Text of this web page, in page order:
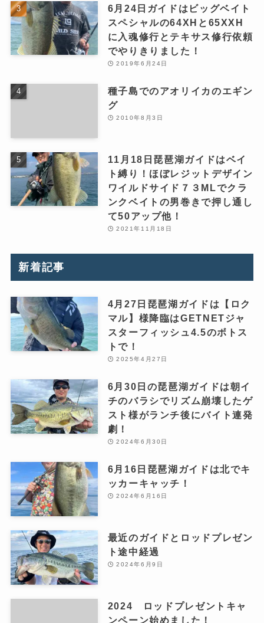
6月24日ガイドはビッグベイト
スペシャルの64XHと65XXH
に入魂修行とテキサス修行依頼
でやりきりました！
2019年6月24日
種子島でのアオリイカのエギン
グ
2010年8月3日
11月18日琵琶湖ガイドはベイ
ト縛り！ほぼレジットデザイン
ワイルドサイド７３MLでクラ
ンクベイトの男巻きで押し通し
て50アップ他！
2021年11月18日
新着記事
4月27日琵琶湖ガイドは【ロク
マル】様降臨はGETNETジャ
スターフィッシュ4.5のボトス
トで！
2025年4月27日
6月30日の琵琶湖ガイドは朝イ
チのバラシでリズム崩壊したゲ
スト様がランチ後にバイト連発
劇！
2024年6月30日
6月16日琵琶湖ガイドは北でキ
ッカーキャッチ！
2024年6月16日
最近のガイドとロッドプレゼン
ト途中経過
2024年6月9日
2024 ロッドプレゼントキャ
ンペーン始めました！